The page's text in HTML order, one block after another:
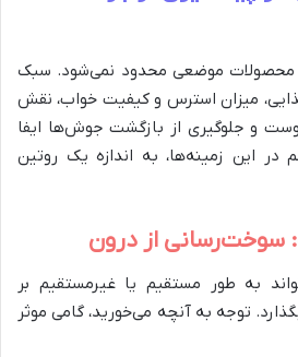
محصولات موضعی محدود نمی‌شود. سبک
میزان استرس و کیفیت خواب، نقش
و جلوگیری از بازگشت جوش‌ها ایفا
در این زمینه‌ها، به اندازه یک روتین
سوخت‌رسانی از درون
به طور مستقیم یا غیرمستقیم بر
توجه به آنچه می‌خورید، گامی موثر